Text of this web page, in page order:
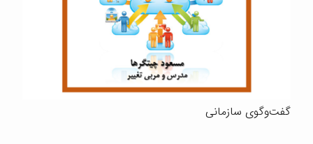
گفت‌وگوی سازمانی